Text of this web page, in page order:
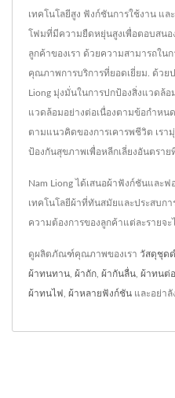
เทคโนโลยีสูง ฟังก์ชันการใช้งาน แ
โฟมที่มีความยืดหยุ่นสูงเพื่อตอบสนอ
ลูกค้าของเรา ด้วยความสามารถใน
คุณภาพการบริการที่ยอดเยี่ยม. ด้วย
Liong มุ่งมั่นในการปกป้องสิ่งแวด
แวดล้อมอย่างต่อเนื่องตามข้อกำหน
ตามแนวคิดของการเคารพชีวิต เร
ป้องกันสุขภาพเพื่อหลีกเลี่ยงอันตราย
Nam Liong ได้เสนอผ้าฟังก์ชันและ
เทคโนโลยีผ้าที่ทันสมัยและประสบก
ความต้องการของลูกค้าแต่ละรายจะ
ดูผลิตภัณฑ์คุณภาพของเรา วัสดุชุด
ผ้าทนทาน ผ้าถัก ผ้ากันลื่น ผ้าทนต่อ
ผ้าทนไฟ ผ้าหลายฟังก์ชัน และอย่าลั